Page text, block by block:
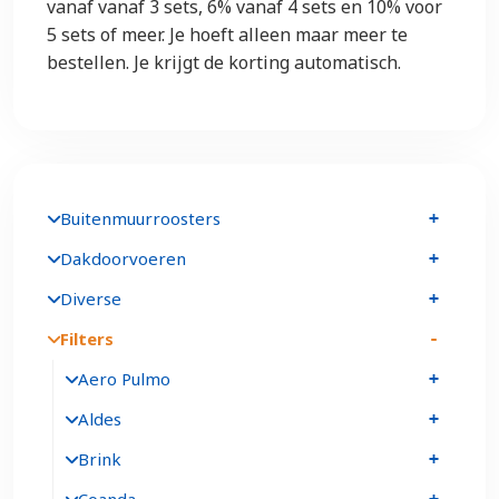
vanaf vanaf 3 sets, 6% vanaf 4 sets en 10% voor
5 sets of meer. Je hoeft alleen maar meer te
bestellen. Je krijgt de korting automatisch.
Buitenmuurroosters
Dakdoorvoeren
Diverse
Filters
Aero Pulmo
Aldes
Brink